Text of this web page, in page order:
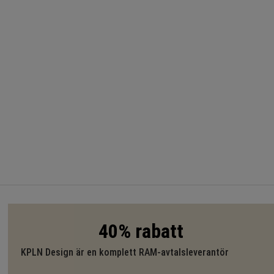
40% rabatt
KPLN Design är en komplett RAM-avtalsleverantör